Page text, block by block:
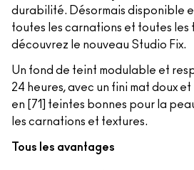
durabilité. Désormais disponible
toutes les carnations et toutes les
découvrez le nouveau Studio Fix.
Un fond de teint modulable et
24 heures, avec un fini mat doux
en [71] teintes bonnes pour la
les carnations et textures.
Tous les avantages